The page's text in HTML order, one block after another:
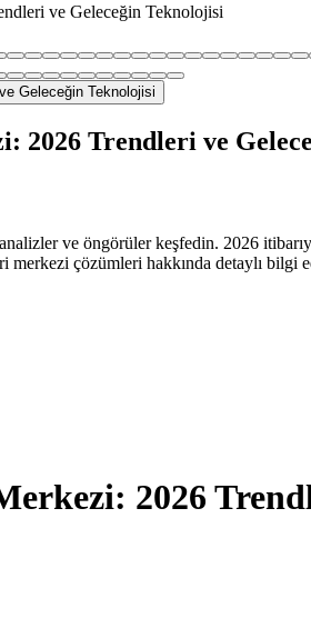
ve Geleceğin Teknolojisi
2026 Trendleri ve
ve öngörüler keşfedin. 2026
çözümleri hakkında detaylı bilgi
2026